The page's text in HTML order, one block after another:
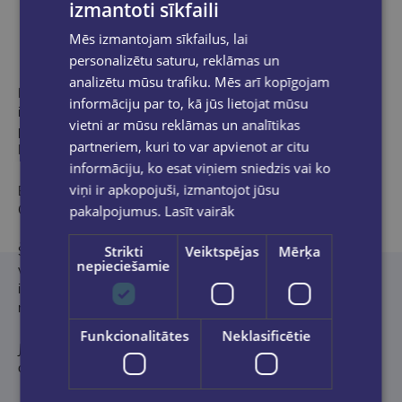
Produkta apraksts
Es ļoti ceru, ka šī grāmata kļūs par vienu no akmeņiem, kas
iemūrēts mūsu novada latviešu pašapziņas un patriotisma
pamatos. Mums ir, ar ko lepoties! Turpināsim un ­nodosim
Latvijas un Ogres novada leģendu tālāk!
Egils Helmanis,
Ogres novada domes priekšsēdētājs
Šī grāmata būs labs līdzeklis gan pašiem iedzīvotājiem, gan
visiem interesentiem, lai izprastu Ogres novada saknes un
iepazītos ar tā vēsturi. Tas būs vēl viens solis uz to, lai Ogres
novadu atklātu kā mirdzošu pērli mūsu valsts kartē.
Juris Visockis
apgāda “Jumava” vadītājs
izmantoti sīkfaili
Mēs izmantojam sīkfailus, lai
personalizētu saturu, reklāmas un
analizētu mūsu trafiku. Mēs arī kopīgojam
informāciju par to, kā jūs lietojat mūsu
vietni ar mūsu reklāmas un analītikas
partneriem, kuri to var apvienot ar citu
informāciju, ko esat viņiem sniedzis vai ko
viņi ir apkopojuši, izmantojot jūsu
pakalpojumus. Lasīt vairāk
Strikti
nepieciešamie
Veiktspējas Mērķa
Funkcionalitātes Neklasificētie